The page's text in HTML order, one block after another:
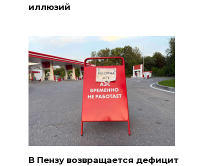
иллюзий
В Пензу возвращается дефицит